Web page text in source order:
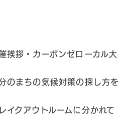
拶・カーボンゼローカル大
まちの気候対策の探し方を
アウトルームに分かれて